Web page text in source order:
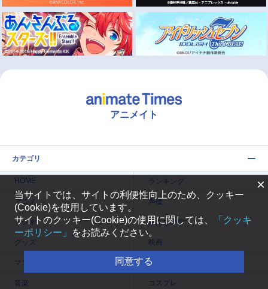
アニメイト
カテゴリ
HOME ランキング
アニメ 声優
ラジオ みんなの声
グッズ 映画
マンガ・ラノベ ゲーム・アプリ
音楽 コスプレ
×
当サイトでは、サイトの利便性向上のため、クッキー
(Cookie)を使用しています。
サイトのクッキー(Cookie)の使用に関しては、
「クッキ
ーポリシー」
をお読みください。
同意する